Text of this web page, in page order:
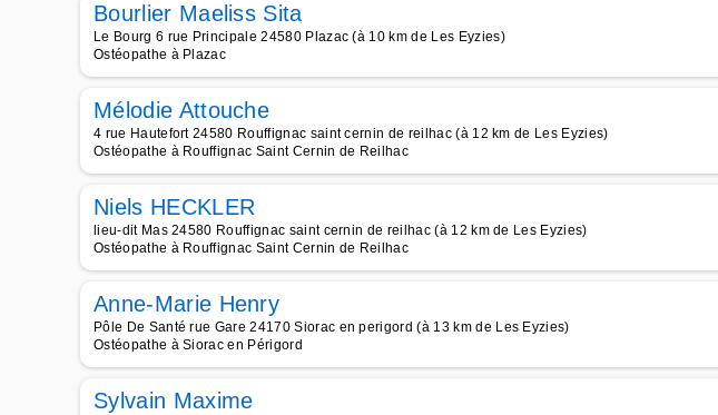
Bourlier Maeliss Sita
Le Bourg 6 rue Principale 24580 Plazac (à 10 km de Les Eyzies)
Ostéopathe à Plazac
Mélodie Attouche
4 rue Hautefort 24580 Rouffignac saint cernin de reilhac (à 12 km de Les Eyzies)
Ostéopathe à Rouffignac Saint Cernin de Reilhac
Niels HECKLER
lieu-dit Mas 24580 Rouffignac saint cernin de reilhac (à 12 km de Les Eyzies)
Ostéopathe à Rouffignac Saint Cernin de Reilhac
Anne-Marie Henry
Pôle De Santé rue Gare 24170 Siorac en perigord (à 13 km de Les Eyzies)
Ostéopathe à Siorac en Périgord
Sylvain Maxime